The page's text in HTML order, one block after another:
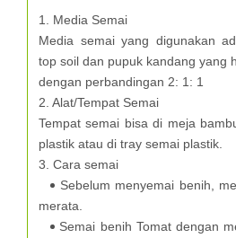
1. Media Semai
Media semai yang digunakan
top soil dan pupuk kandang yang
dengan perbandingan 2: 1: 1
2. Alat/Tempat Semai
Tempat semai bisa di meja
plastik atau di tray semai plastik.
3. Cara semai
Sebelum menyemai benih,
merata.
Semai benih Tomat dengan